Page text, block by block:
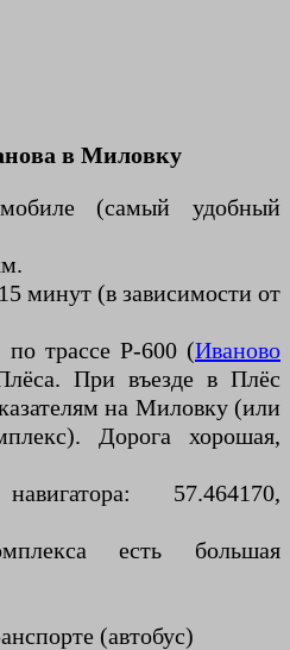
в Миловку
(самый удобный
минут (в зависимости от
трассе Р-600 (Иваново
При въезде в Плёс
на Миловку (или
Дорога хорошая,
57.464170,
есть большая
(автобус)